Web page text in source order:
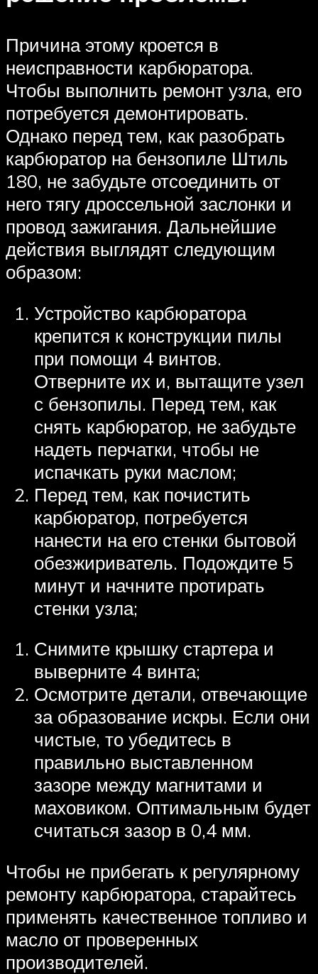
Причина этому кроется в
неисправности карбюратора.
Чтобы выполнить ремонт узла, его
потребуется демонтировать.
Однако перед тем, как разобрать
карбюратор на бензопиле Штиль
180, не забудьте отсоединить от
него тягу дроссельной заслонки и
провод зажигания. Дальнейшие
действия выглядят следующим
образом:
Устройство карбюратора
крепится к конструкции пилы
при помощи 4 винтов.
Отверните их и, вытащите узел
с бензопилы. Перед тем, как
снять карбюратор, не забудьте
надеть перчатки, чтобы не
испачкать руки маслом;
Перед тем, как почистить
карбюратор, потребуется
нанести на его стенки бытовой
обезжириватель. Подождите 5
минут и начните протирать
стенки узла;
Снимите крышку стартера и
выверните 4 винта;
Осмотрите детали, отвечающие
за образование искры. Если они
чистые, то убедитесь в
правильно выставленном
зазоре между магнитами и
маховиком. Оптимальным будет
считаться зазор в 0,4 мм.
Чтобы не прибегать к регулярному
ремонту карбюратора, старайтесь
применять качественное топливо и
масло от проверенных
производителей.